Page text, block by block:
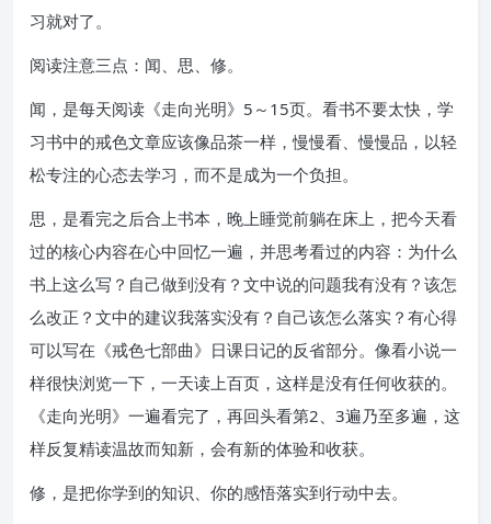
习就对了。
阅读注意三点：闻、思、修。
闻，是每天阅读《走向光明》5～15页。看书不要太快，学
习书中的戒色文章应该像品茶一样，慢慢看、慢慢品，以轻
松专注的心态去学习，而不是成为一个负担。
思，是看完之后合上书本，晚上睡觉前躺在床上，把今天看
过的核心内容在心中回忆一遍，并思考看过的内容：为什么
书上这么写？自己做到没有？文中说的问题我有没有？该怎
么改正？文中的建议我落实没有？自己该怎么落实？有心得
可以写在《戒色七部曲》日课日记的反省部分。像看小说一
样很快浏览一下，一天读上百页，这样是没有任何收获的。
《走向光明》一遍看完了，再回头看第2、3遍乃至多遍，这
样反复精读温故而知新，会有新的体验和收获。
修，是把你学到的知识、你的感悟落实到行动中去。